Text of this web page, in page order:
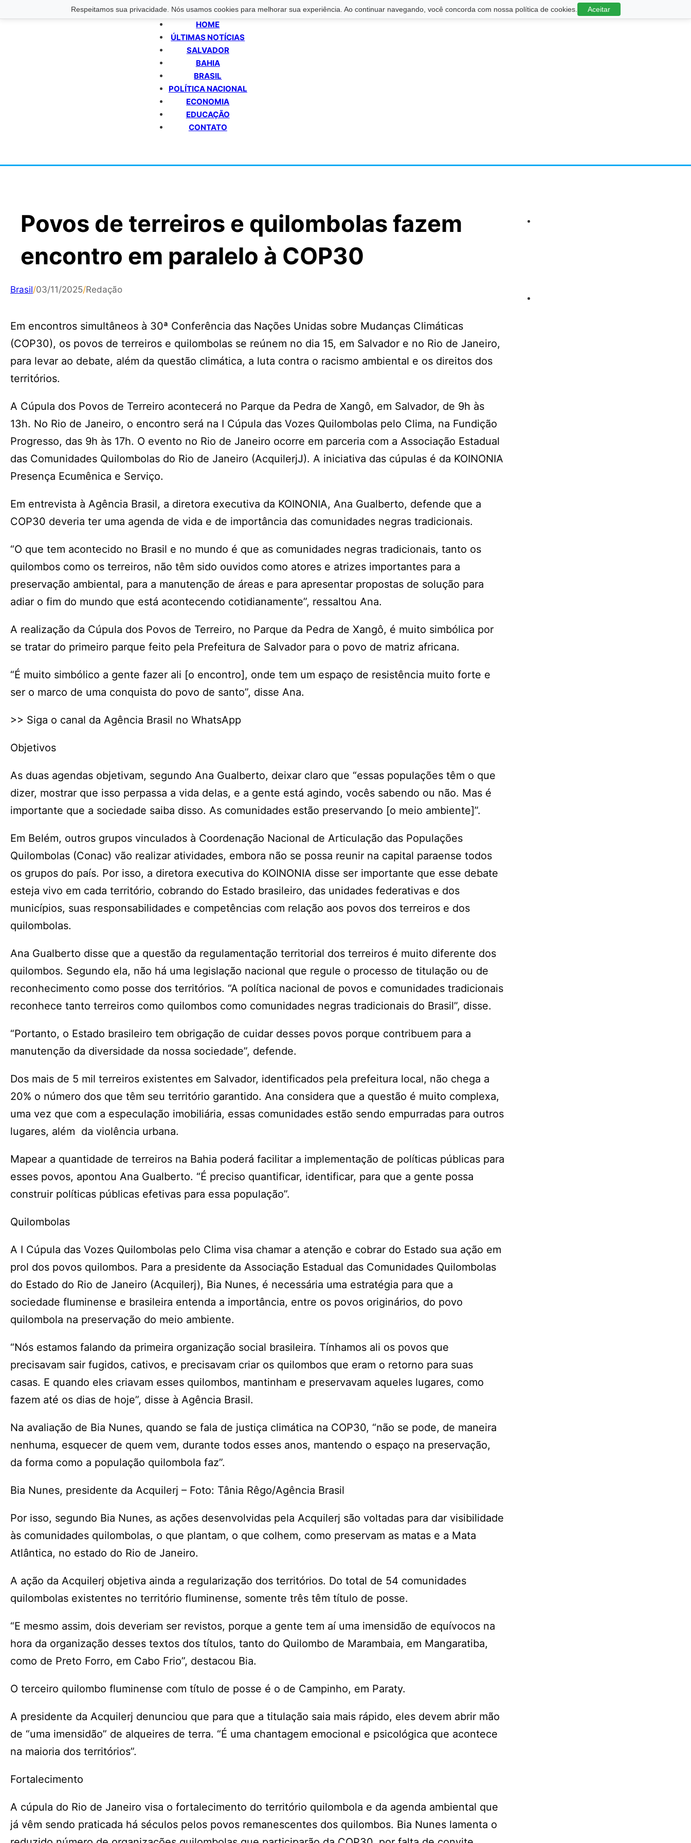
Respeitamos sua privacidade. Nós usamos cookies para melhorar sua experiência. Ao continuar navegando, você concorda com nossa política de cookies. Aceitar
HOME
ÚLTIMAS NOTÍCIAS
SALVADOR
BAHIA
BRASIL
POLÍTICA NACIONAL
ECONOMIA
EDUCAÇÃO
CONTATO
Povos de terreiros e quilombolas fazem
encontro em paralelo à COP30
Brasil/03/11/2025/Redação
Em encontros simultâneos à 30ª Conferência das Nações Unidas sobre Mudanças Climáticas
(COP30), os povos de terreiros e quilombolas se reúnem no dia 15, em Salvador e no Rio de Janeiro,
para levar ao debate, além da questão climática, a luta contra o racismo ambiental e os direitos dos
territórios.
A Cúpula dos Povos de Terreiro acontecerá no Parque da Pedra de Xangô, em Salvador, de 9h às
13h. No Rio de Janeiro, o encontro será na I Cúpula das Vozes Quilombolas pelo Clima, na Fundição
Progresso, das 9h às 17h. O evento no Rio de Janeiro ocorre em parceria com a Associação Estadual
das Comunidades Quilombolas do Rio de Janeiro (AcquilerjJ). A iniciativa das cúpulas é da KOINONIA
Presença Ecumênica e Serviço.
Em entrevista à Agência Brasil, a diretora executiva da KOINONIA, Ana Gualberto, defende que a
COP30 deveria ter uma agenda de vida e de importância das comunidades negras tradicionais.
“O que tem acontecido no Brasil e no mundo é que as comunidades negras tradicionais, tanto os
quilombos como os terreiros, não têm sido ouvidos como atores e atrizes importantes para a
preservação ambiental, para a manutenção de áreas e para apresentar propostas de solução para
adiar o fim do mundo que está acontecendo cotidianamente”, ressaltou Ana.
A realização da Cúpula dos Povos de Terreiro, no Parque da Pedra de Xangô, é muito simbólica por
se tratar do primeiro parque feito pela Prefeitura de Salvador para o povo de matriz africana.
“É muito simbólico a gente fazer ali [o encontro], onde tem um espaço de resistência muito forte e
ser o marco de uma conquista do povo de santo”, disse Ana.
>> Siga o canal da Agência Brasil no WhatsApp
Objetivos
As duas agendas objetivam, segundo Ana Gualberto, deixar claro que “essas populações têm o que
dizer, mostrar que isso perpassa a vida delas, e a gente está agindo, vocês sabendo ou não. Mas é
importante que a sociedade saiba disso. As comunidades estão preservando [o meio ambiente]”.
Em Belém, outros grupos vinculados à Coordenação Nacional de Articulação das Populações
Quilombolas (Conac) vão realizar atividades, embora não se possa reunir na capital paraense todos
os grupos do país. Por isso, a diretora executiva do KOINONIA disse ser importante que esse debate
esteja vivo em cada território, cobrando do Estado brasileiro, das unidades federativas e dos
municípios, suas responsabilidades e competências com relação aos povos dos terreiros e dos
quilombolas.
Ana Gualberto disse que a questão da regulamentação territorial dos terreiros é muito diferente dos
quilombos. Segundo ela, não há uma legislação nacional que regule o processo de titulação ou de
reconhecimento como posse dos territórios. “A política nacional de povos e comunidades tradicionais
reconhece tanto terreiros como quilombos como comunidades negras tradicionais do Brasil”, disse.
“Portanto, o Estado brasileiro tem obrigação de cuidar desses povos porque contribuem para a
manutenção da diversidade da nossa sociedade”, defende.
Dos mais de 5 mil terreiros existentes em Salvador, identificados pela prefeitura local, não chega a
20% o número dos que têm seu território garantido. Ana considera que a questão é muito complexa,
uma vez que com a especulação imobiliária, essas comunidades estão sendo empurradas para outros
lugares, além da violência urbana.
Mapear a quantidade de terreiros na Bahia poderá facilitar a implementação de políticas públicas para
esses povos, apontou Ana Gualberto. “É preciso quantificar, identificar, para que a gente possa
construir políticas públicas efetivas para essa população”.
Quilombolas
A I Cúpula das Vozes Quilombolas pelo Clima visa chamar a atenção e cobrar do Estado sua ação em
prol dos povos quilombos. Para a presidente da Associação Estadual das Comunidades Quilombolas
do Estado do Rio de Janeiro (Acquilerj), Bia Nunes, é necessária uma estratégia para que a
sociedade fluminense e brasileira entenda a importância, entre os povos originários, do povo
quilombola na preservação do meio ambiente.
“Nós estamos falando da primeira organização social brasileira. Tínhamos ali os povos que
precisavam sair fugidos, cativos, e precisavam criar os quilombos que eram o retorno para suas
casas. E quando eles criavam esses quilombos, mantinham e preservavam aqueles lugares, como
fazem até os dias de hoje”, disse à Agência Brasil.
Na avaliação de Bia Nunes, quando se fala de justiça climática na COP30, “não se pode, de maneira
nenhuma, esquecer de quem vem, durante todos esses anos, mantendo o espaço na preservação,
da forma como a população quilombola faz”.
Bia Nunes, presidente da Acquilerj – Foto: Tânia Rêgo/Agência Brasil
Por isso, segundo Bia Nunes, as ações desenvolvidas pela Acquilerj são voltadas para dar visibilidade
às comunidades quilombolas, o que plantam, o que colhem, como preservam as matas e a Mata
Atlântica, no estado do Rio de Janeiro.
A ação da Acquilerj objetiva ainda a regularização dos territórios. Do total de 54 comunidades
quilombolas existentes no território fluminense, somente três têm título de posse.
“E mesmo assim, dois deveriam ser revistos, porque a gente tem aí uma imensidão de equívocos na
hora da organização desses textos dos títulos, tanto do Quilombo de Marambaia, em Mangaratiba,
como de Preto Forro, em Cabo Frio”, destacou Bia.
O terceiro quilombo fluminense com título de posse é o de Campinho, em Paraty.
A presidente da Acquilerj denunciou que para que a titulação saia mais rápido, eles devem abrir mão
de “uma imensidão” de alqueires de terra. “É uma chantagem emocional e psicológica que acontece
na maioria dos territórios”.
Fortalecimento
A cúpula do Rio de Janeiro visa o fortalecimento do território quilombola e da agenda ambiental que
já vêm sendo praticada há séculos pelos povos remanescentes dos quilombos. Bia Nunes lamenta o